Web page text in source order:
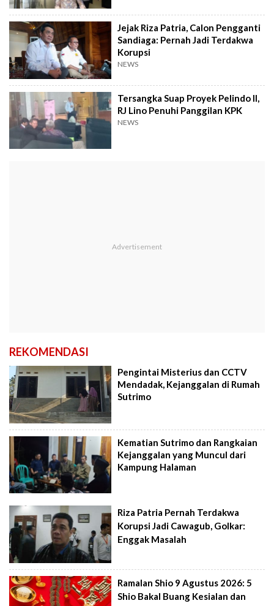
Jejak Riza Patria, Calon Pengganti
Sandiaga: Pernah Jadi Terdakwa
Korupsi
NEWS
Tersangka Suap Proyek Pelindo II,
RJ Lino Penuhi Panggilan KPK
NEWS
REKOMENDASI
Pengintai Misterius dan CCTV
Mendadak, Kejanggalan di Rumah
Sutrimo
Kematian Sutrimo dan Rangkaian
Kejanggalan yang Muncul dari
Kampung Halaman
Riza Patria Pernah Terdakwa
Korupsi Jadi Cawagub, Golkar:
Enggak Masalah
Ramalan Shio 9 Agustus 2026: 5
Shio Bakal Buang Kesialan dan